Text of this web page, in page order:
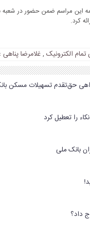
این مراسم ضمن حضور در شعبه
کرد.
تمام الکترونیک , غلامرضا
را تعطیل کرد
بانک ملی
داد؟